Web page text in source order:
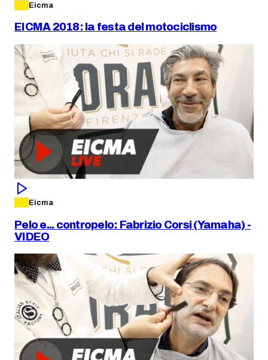
Eicma
EICMA 2018: la festa del motociclismo
Eicma
Pelo e... contropelo: Fabrizio Corsi (Yamaha) -
VIDEO